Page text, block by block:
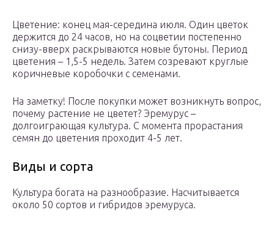
Цветение: конец мая-середина июля. Один цветок
держится до 24 часов, но на соцветии постепенно
снизу-вверх раскрываются новые бутоны. Период
цветения – 1,5-5 недель. Затем созревают круглые
коричневые коробочки с семенами.
На заметку! После покупки может возникнуть вопрос,
почему растение не цветет? Эремурус –
долгоиграющая культура. С момента прорастания
семян до цветения проходит 4-5 лет.
Виды и сорта
Культура богата на разнообразие. Насчитывается
около 50 сортов и гибридов эремуруса.